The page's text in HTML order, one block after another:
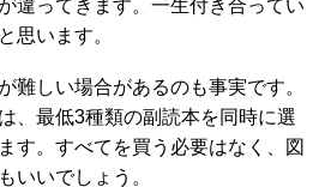
違ってきます。一生付き合ってい
思います。
難しい場合があるのも事実です。
、最低3種類の副読本を同時に選
す。すべてを買う必要はなく、図
いいでしょう。